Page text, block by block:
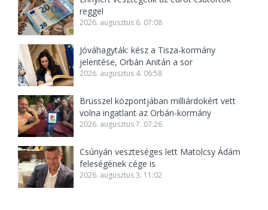
reggel
2026. augusztus 6. 07:08
Jóváhagyták: kész a Tisza-kormány
jelentése, Orbán Anitán a sor
2026. augusztus 4. 06:58
Brüsszel központjában milliárdokért vett
volna ingatlant az Orbán-kormány
2026. augusztus 7. 07:26
Csúnyán veszteséges lett Matolcsy Ádám
feleségének cége is
2026. augusztus 3. 11:02